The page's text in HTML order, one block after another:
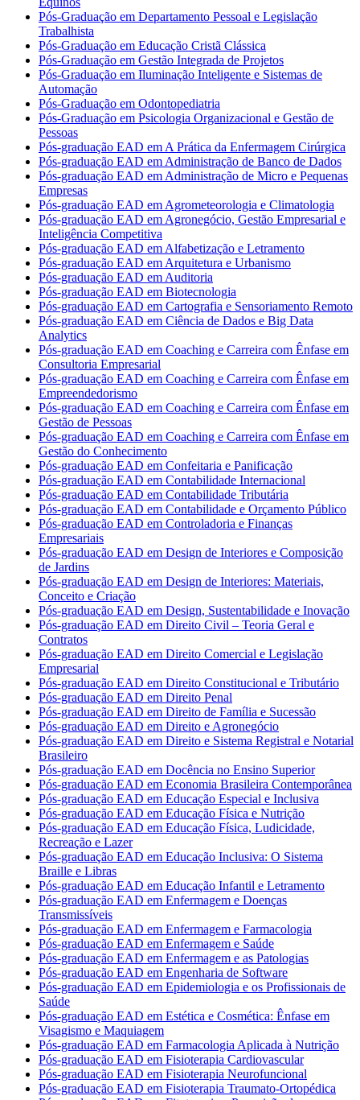
Pós-Graduação em Departamento Pessoal e Legislação
Trabalhista
Pós-Graduação em Educação Cristã Clássica
Pós-Graduação em Gestão Integrada de Projetos
Pós-Graduação em Iluminação Inteligente e Sistemas de
Automação
Pós-Graduação em Odontopediatria
Pós-Graduação em Psicologia Organizacional e Gestão de
Pessoas
Pós-graduação EAD em A Prática da Enfermagem Cirúrgica
Pós-graduação EAD em Administração de Banco de Dados
Pós-graduação EAD em Administração de Micro e Pequenas
Empresas
Pós-graduação EAD em Agrometeorologia e Climatologia
Pós-graduação EAD em Agronegócio, Gestão Empresarial e
Inteligência Competitiva
Pós-graduação EAD em Alfabetização e Letramento
Pós-graduação EAD em Arquitetura e Urbanismo
Pós-graduação EAD em Auditoria
Pós-graduação EAD em Biotecnologia
Pós-graduação EAD em Cartografia e Sensoriamento Remoto
Pós-graduação EAD em Ciência de Dados e Big Data
Analytics
Pós-graduação EAD em Coaching e Carreira com Ênfase em
Consultoria Empresarial
Pós-graduação EAD em Coaching e Carreira com Ênfase em
Empreendedorismo
Pós-graduação EAD em Coaching e Carreira com Ênfase em
Gestão de Pessoas
Pós-graduação EAD em Coaching e Carreira com Ênfase em
Gestão do Conhecimento
Pós-graduação EAD em Confeitaria e Panificação
Pós-graduação EAD em Contabilidade Internacional
Pós-graduação EAD em Contabilidade Tributária
Pós-graduação EAD em Contabilidade e Orçamento Público
Pós-graduação EAD em Controladoria e Finanças
Empresariais
Pós-graduação EAD em Design de Interiores e Composição
de Jardins
Pós-graduação EAD em Design de Interiores: Materiais,
Conceito e Criação
Pós-graduação EAD em Design, Sustentabilidade e Inovação
Pós-graduação EAD em Direito Civil – Teoria Geral e
Contratos
Pós-graduação EAD em Direito Comercial e Legislação
Empresarial
Pós-graduação EAD em Direito Constitucional e Tributário
Pós-graduação EAD em Direito Penal
Pós-graduação EAD em Direito de Família e Sucessão
Pós-graduação EAD em Direito e Agronegócio
Pós-graduação EAD em Direito e Sistema Registral e Notarial
Brasileiro
Pós-graduação EAD em Docência no Ensino Superior
Pós-graduação EAD em Economia Brasileira Contemporânea
Pós-graduação EAD em Educação Especial e Inclusiva
Pós-graduação EAD em Educação Física e Nutrição
Pós-graduação EAD em Educação Física, Ludicidade,
Recreação e Lazer
Pós-graduação EAD em Educação Inclusiva: O Sistema
Braille e Libras
Pós-graduação EAD em Educação Infantil e Letramento
Pós-graduação EAD em Enfermagem e Doenças
Transmissíveis
Pós-graduação EAD em Enfermagem e Farmacologia
Pós-graduação EAD em Enfermagem e Saúde
Pós-graduação EAD em Enfermagem e as Patologias
Pós-graduação EAD em Engenharia de Software
Pós-graduação EAD em Epidemiologia e os Profissionais de
Saúde
Pós-graduação EAD em Estética e Cosmética: Ênfase em
Visagismo e Maquiagem
Pós-graduação EAD em Farmacologia Aplicada à Nutrição
Pós-graduação EAD em Fisioterapia Cardiovascular
Pós-graduação EAD em Fisioterapia Neurofuncional
Pós-graduação EAD em Fisioterapia Traumato-Ortopédica